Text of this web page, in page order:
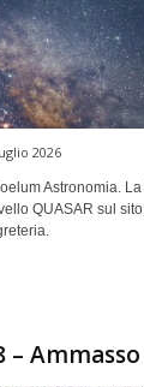
2026
Astronomia.
QUASAR sul
–